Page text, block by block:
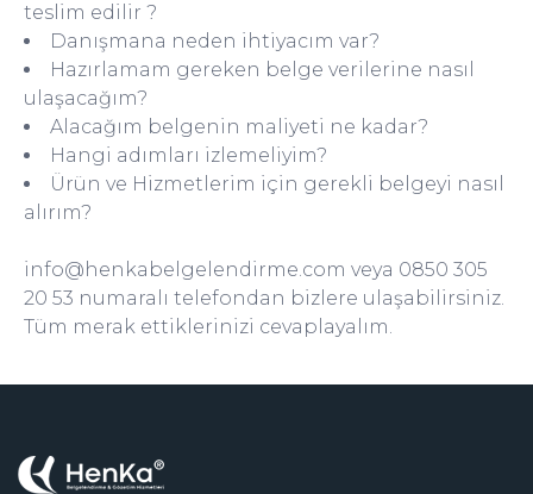
teslim edilir ?
Danışmana neden ihtiyacım var?
Hazırlamam gereken belge verilerine nasıl
ulaşacağım?
Alacağım belgenin maliyeti ne kadar?
Hangi adımları izlemeliyim?
Ürün ve Hizmetlerim için gerekli belgeyi nasıl
alırım?
info@henkabelgelendirme.com veya 0850 305
20 53 numaralı telefondan bizlere ulaşabilirsiniz.
Tüm merak ettiklerinizi cevaplayalım.